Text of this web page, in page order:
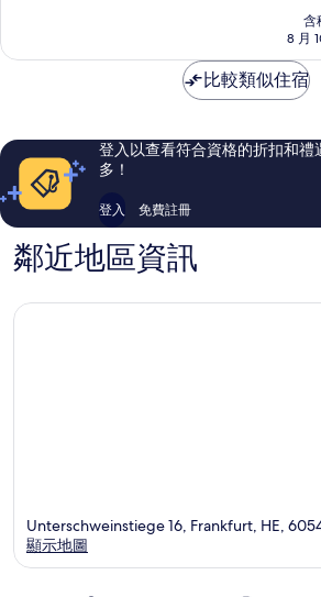
會
法
蘭
福
場
區
夠
評
論
價
格
為
含
8 月
比較類似住宿
登入以查看符合資格的折扣和禮
多！
登入 免費註冊
鄰近地區資訊
Unterschweinstiege 16, Frankfurt, HE,
顯示地圖